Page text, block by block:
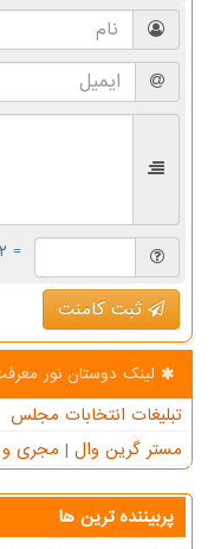
= ۲ بعلاوه ۲
ثبت کامنت
لینک دوستان نور
تبلیغات انتخابات مجلس
مستر گرین وال | مجری و
پربیننده ترین ها